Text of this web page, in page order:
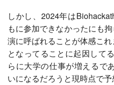
しかし、2024年は
もに参加できなかったにも
演に呼ばれることが体感こ
となってることに起因して
らに大学の仕事が増えるで
いになるだろうと現時点で予